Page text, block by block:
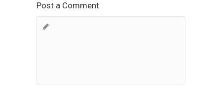
Post a Comment